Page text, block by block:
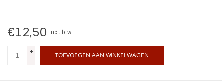
€12,50 Incl. btw
+
-
TOEVOEGEN AAN WINKELWAGEN